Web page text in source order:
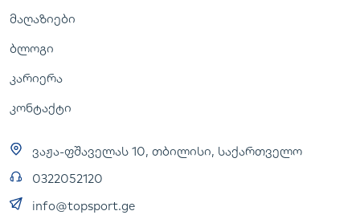
მაღაზიები
ბლოგი
კარიერა
კონტაქტი
ვაჟა-ფშაველას 10, თბილისი, საქართველო
0322052120
info@topsport.ge